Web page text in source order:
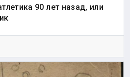
90 лет назад, или